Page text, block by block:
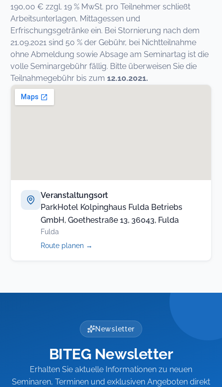
190,00 € zzgl. 19 % MwSt. pro Teilnehmer schließt
Arbeitsunterlagen, Mittagessen und
Erfrischungsgetränke ein. Bei Stornierung nach dem
21.09.2021 sind 50 % der Gebühr, bei Nichtteilnahme
ohne Abmeldung sowie Absage am Seminartag ist die
volle Seminargebühr fällig. Bitte überweisen Sie die
Teilnahmegebühr bis zum 12.10.2021.
Veranstaltungsort
ParkHotel Kolpinghaus Fulda Betriebs
GmbH, Goethestraße 13, 36043, Fulda
Fulda
Route planen →
Newsletter
BITEG Newsletter
Erhalten Sie aktuelle Informationen zu neuen
Seminaren, Terminen und exklusiven Angeboten direkt